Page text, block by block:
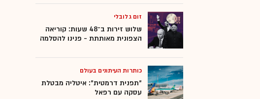
זום גלובלי
שלוש זירות ב־48 שעות: קוריאה
הצפונית מאותתת - פנינו להסלמה
כותרות העיתונים בעולם
"תפנית דרמטית": איטליה מבטלת
עסקה עם רפאל